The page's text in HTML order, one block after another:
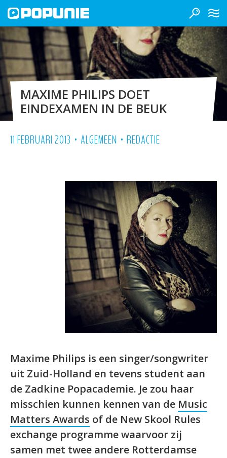
MAXIME PHILIPS DOET
EINDEXAMEN IN DE BEUK
11 FEBRUARI 2013 • ALGEMEEN • REDACTIE
Maxime Philips is een singer/songwriter
uit Zuid-Holland en tevens student aan
de Zadkine Popacademie. Je zou haar
misschien kunnen kennen van de Music
Matters Awards of de New Skool Rules
exchange programme waarvoor zij
samen met twee andere Rotterdamse